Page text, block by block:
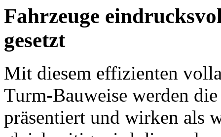
Fahrzeuge
gesetzt
Mit diesem effizienten
Turm-Bauweise werden
präsentiert und wirken als